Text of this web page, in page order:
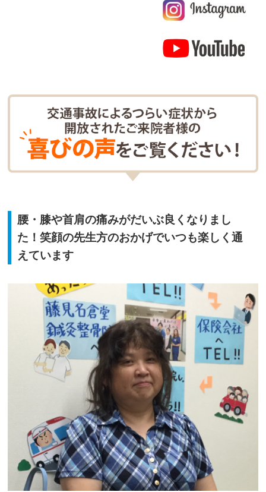
腰・膝や首肩の痛みがだいぶ良くなりまし
た！笑顔の先生方のおかげでいつも楽しく通
えています